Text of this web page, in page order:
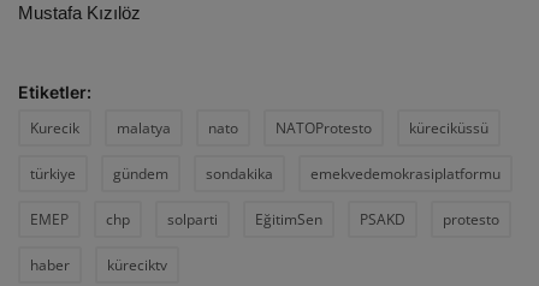
Mustafa Kızılöz
Etiketler:
Kurecik
malatya nato NATOProtesto küreciküssü
türkiye gündem sondakika emekvedemokrasiplatformu
EMEP chp solparti EğitimSen PSAKD protesto
haber küreciktv